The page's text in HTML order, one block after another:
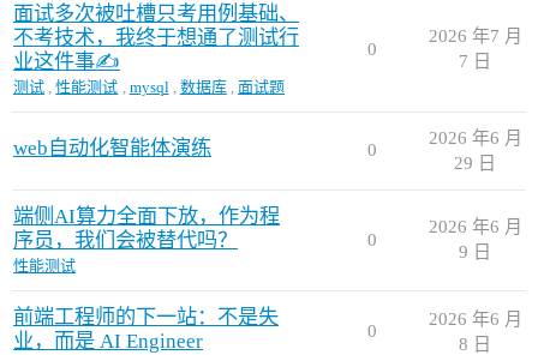
面试多次被吐槽只考用例基础、
不考技术，我终于想通了测试行
业这件事✍
测试 ,性能测试 , mysql , 数据库 ,面试题
0
2026 年7 月
7 日
web自动化智能体演练 0
2026 年6 月
29 日
端侧AI算力全面下放，作为程
序员，我们会被替代吗？
性能测试
0
2026 年6 月
9 日
前端工程师的下一站：不是失
业，而是 AI Engineer
0
2026 年6 月
8 日